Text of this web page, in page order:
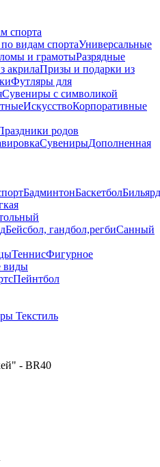
спорта
видам спортаУниверсальные
и грамотыРазрядные
акрилаПризы и подарки из
Футляры для
Сувениры с символикой
ИскусствоКорпоративные
родов
СувенирыДополненная
БадминтонБаскетболБильярд
Бейсбол, гандбол,регбиСанный
ТеннисФигурное
виды
Пейнтбол
Текстиль
- BR40